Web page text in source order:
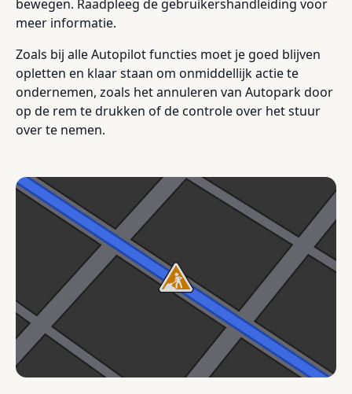
bewegen. Raadpleeg de gebruikershandleiding voor
meer informatie.
Zoals bij alle Autopilot functies moet je goed blijven
opletten en klaar staan om onmiddellijk actie te
ondernemen, zoals het annuleren van Autopark door
op de rem te drukken of de controle over het stuur
over te nemen.